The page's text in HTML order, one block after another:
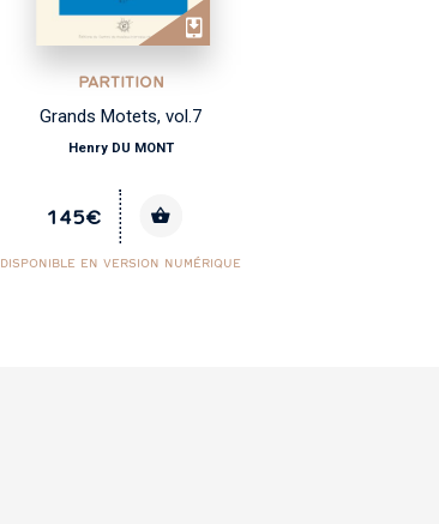
PARTITION
Grands Motets, vol.7
Henry DU MONT
145€
DISPONIBLE EN VERSION NUMÉRIQUE